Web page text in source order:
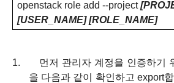
openstack role add --project
[USER_NAME] [ROLE_NAME]
1. 먼저 관리자 계정을 인증하기
을 다음과 같이 확인하고 export